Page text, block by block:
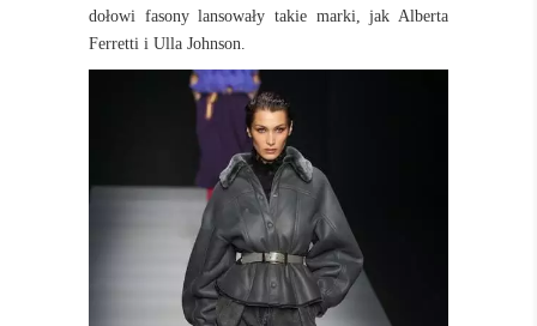
dołowi fasony lansowały takie marki, jak Alberta
Ferretti i Ulla Johnson.